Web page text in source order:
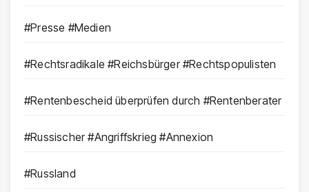
#Presse #Medien
#Rechtsradikale #Reichsbürger #Rechtspopulisten
#Rentenbescheid überprüfen durch #Rentenberater
#Russischer #Angriffskrieg #Annexion
#Russland